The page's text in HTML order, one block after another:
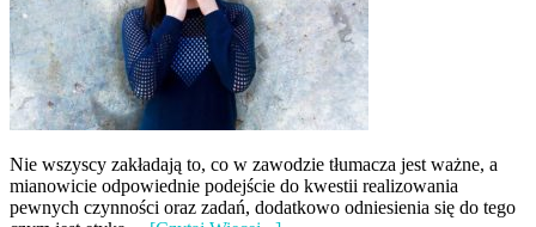
Nie wszyscy zakładają to, co w zawodzie tłumacza jest ważne, a
mianowicie odpowiednie podejście do kwestii realizowania
pewnych czynności oraz zadań, dodatkowo odniesienia się do tego